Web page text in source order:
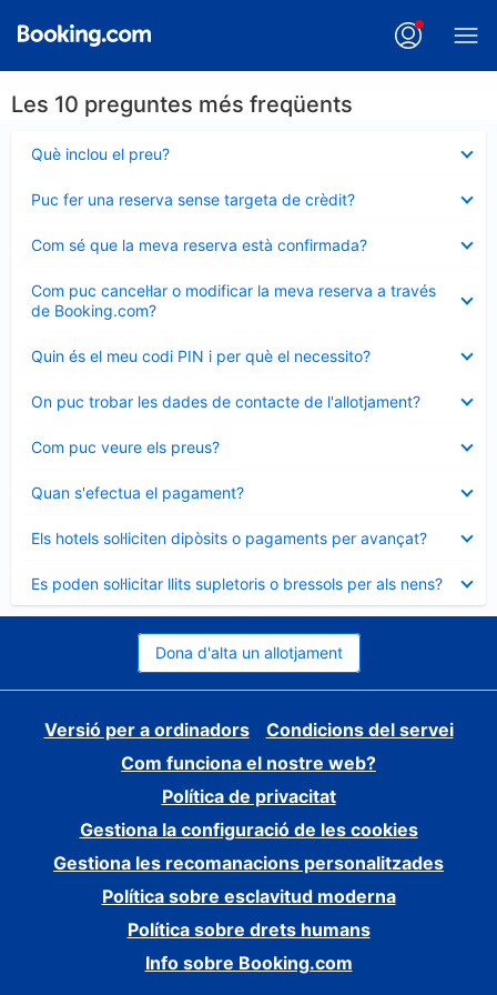
Les 10 preguntes més freqüents
Què inclou el preu?
tancat
Puc fer una reserva sense targeta de crèdit?
tancat
Com sé que la meva reserva està confirmada?
tancat
Com puc cancel·lar o modificar la meva reserva a través
de Booking.com?
tancat
Quin és el meu codi PIN i per què el necessito?
tancat
On puc trobar les dades de contacte de l'allotjament?
tancat
Com puc veure els preus?
tancat
Quan s'efectua el pagament?
tancat
Els hotels sol·liciten dipòsits o pagaments per avançat?
tancat
Es poden sol·licitar llits supletoris o bressols per als nens?
tancat
Dona d'alta un allotjament
Versió per a ordinadors
Condicions del servei
Com funciona el nostre web?
Política de privacitat
Gestiona la configuració de les cookies
Gestiona les recomanacions personalitzades
Política sobre esclavitud moderna
Política sobre drets humans
Info sobre Booking.com